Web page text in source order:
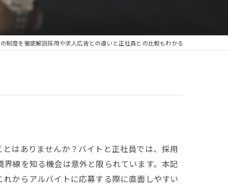
制度を徹底解説採用や求人広告との違いと正社員との比較もわかる
はありませんか？バイトと正社員では、採用
線を知る機会は意外と限られています。本記
からアルバイトに応募する際に直面しやすい